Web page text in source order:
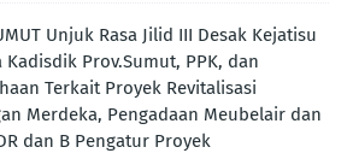
Unjuk Rasa Jilid III Desak Kejatisu
Kadisdik Prov.Sumut, PPK, dan
Terkait Proyek Revitalisasi
Merdeka, Pengadaan Meubelair dan
dan B Pengatur Proyek